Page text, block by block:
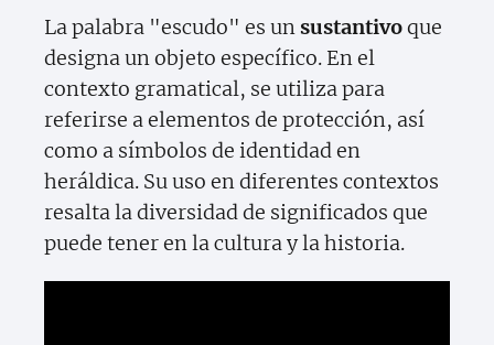
La palabra "escudo" es un sustantivoque
designa un objeto específico. En el
contexto gramatical, se utiliza para
referirse a elementos de protección, así
como a símbolos de identidad en
heráldica. Su uso en diferentes contextos
resalta la diversidad de significados que
puede tener en la cultura y la historia.